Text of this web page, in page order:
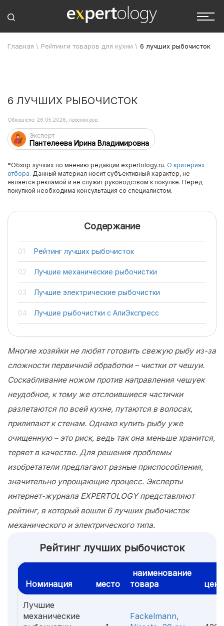
Главная \ Рейтинги товаров для кухни \ 6 лучших рыбочисток
6 ЛУЧШИХ РЫБОЧИСТОК
Эксперт
Пантелеева Ирина Владимировна
Обновлено: 26.05.2026, просмотров:
*Обзор лучших по мнению редакции expertology.ru. О критериях
отбора. Данный материал носит субъективный характер, не
является рекламой и не служит руководством к покупке. Перед
покупкой необходима консультация со специалистом.
Содержание
Рейтинг лучших рыбочисток
Лучшие механические рыбочистки
Лучшие электрические рыбочистки
Лучшие рыбочистки с АлиЭкспресс
Многие хозяйки не любят готовить свежую рыбу из-за
сложности первичной обработки – чистки от чешуи.
Соскабливание ножом против направления чешуек
неудобное, к тому же отслоившиеся частички
разлетаются по всей кухне, путаются в волосах,
прилипают к стенам. Однако купить рыбу уже
очищенную – это риск, ведь так она меньше хранится,
теряет в качестве. Для решения проблемы
изобретатели предлагают разные приспособления,
значительно упрощающие процесс. Эксперты
интернет-журнала EXPERTOLOGY представляют
рейтинг, в который вошли 6 лучших рыбочисток
механического и электрического типа.
Рейтинг лучших рыбочисток
Номинация место
наименование
товара
цена
Лучшие
механические
Fackelmann,